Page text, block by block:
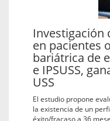
Investigación
en pacientes
bariátrica de
e IPSUSS,
USS
El estudio propone
la existencia de un
éxito/fracaso a 36